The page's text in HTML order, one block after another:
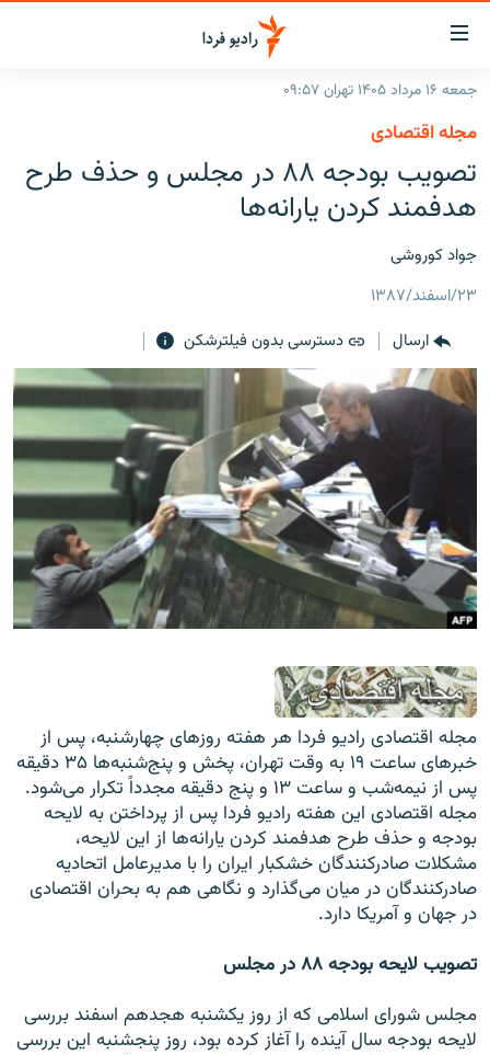
لینک‌های
قابلیت
دسترسی
بازگشت
اصلی
رفتن
صفحه
جهان
فرکانس‌ها
پادکست
گزارش‌های تصویری
گزارش‌های ویدئویی
زنان فردا
English
زبان‌های دیگر
جمعه ۱۶ مرداد ۱۴۰۵ تهران ۰۹:۵۷
مجله اقتصادی
تصویب بودجه ۸۸ در مجلس و حذف طرح
هدفمند کردن یارانه‌ها
جواد کوروشی
۲۳/اسفند/۱۳۸۷
ارسال
دسترسی بدون فیلترشکن
مجله اقتصادى راديو فردا هر هفته روزهاى چهارشنبه، پس از
خبرهاى ساعت ۱۹ به وقت تهران، پخش و پنج‌شنبه‌ها ۳۵ دقیقه
پس از نیمه‌شب و ساعت ۱۳ و پنج دقیقه مجدداً تکرار می‌شود.
مجله اقتصادی این هفته رادیو فردا پس از پرداختن به لایحه
بودجه و حذف طرح هدفمند کردن یارانه‌ها از این لایحه،
مشکلات صادرکنندگان خشکبار ایران را با مدیرعامل اتحادیه
صادرکنندگان در میان می‌گذارد و نگاهی هم به بحران اقتصادی
در جهان و آمریکا دارد.
تصویب لایحه بودجه ۸۸ در مجلس
مجلس شورای اسلامی که از روز یکشنبه هجدهم اسفند بررسی
لایحه بودجه سال آینده را آغاز کرده بود، روز پنجشنبه این بررسی